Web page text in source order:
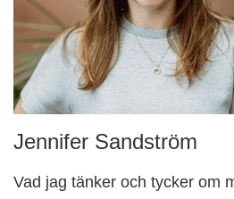
Jennifer Sandström
Vad jag tänker och tycker om